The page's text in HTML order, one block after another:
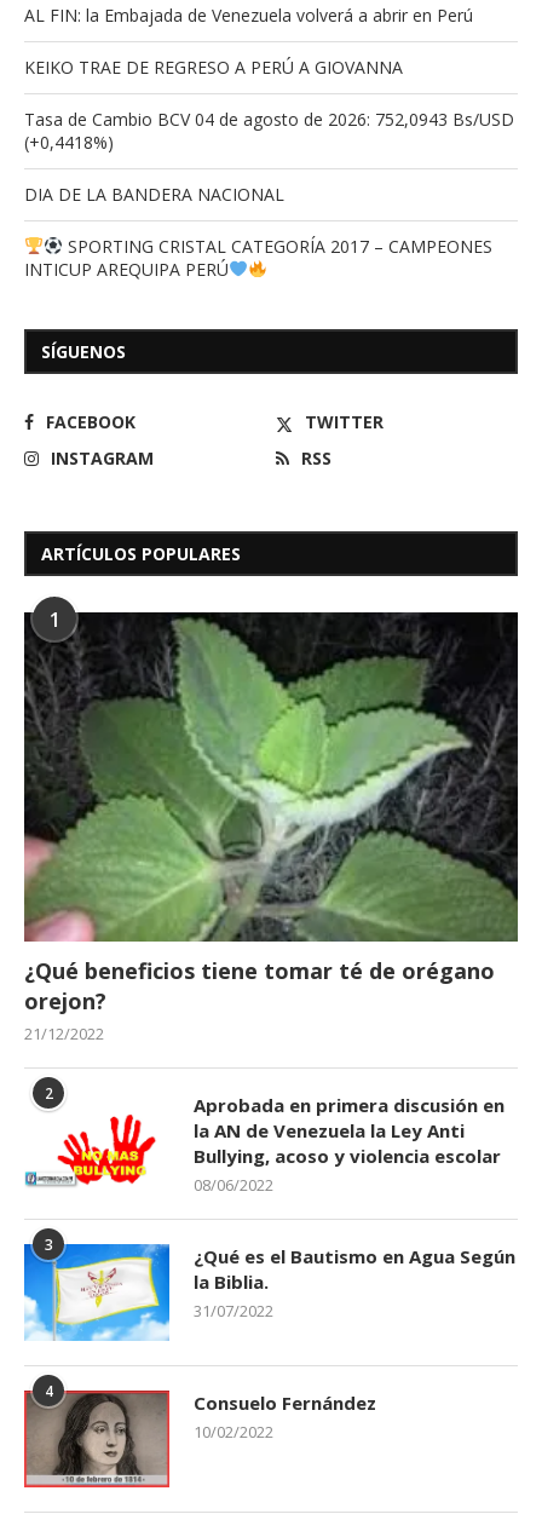
AL FIN: la Embajada de Venezuela volverá a abrir en Perú
KEIKO TRAE DE REGRESO A PERÚ A GIOVANNA
Tasa de Cambio BCV 04 de agosto de 2026: 752,0943 Bs/USD
(+0,4418%)
DIA DE LA BANDERA NACIONAL
SPORTING CRISTAL CATEGORÍA 2017 – CAMPEONES
INTICUP AREQUIPA PERÚ
SÍGUENOS
FACEBOOK
TWITTER
INSTAGRAM
RSS
ARTÍCULOS POPULARES
1
¿Qué beneficios tiene tomar té de orégano
orejon?
21/12/2022
2
Aprobada en primera discusión en
la AN de Venezuela la Ley Anti
Bullying, acoso y violencia escolar
08/06/2022
3
¿Qué es el Bautismo en Agua Según
la Biblia.
31/07/2022
4 Consuelo Fernández
10/02/2022